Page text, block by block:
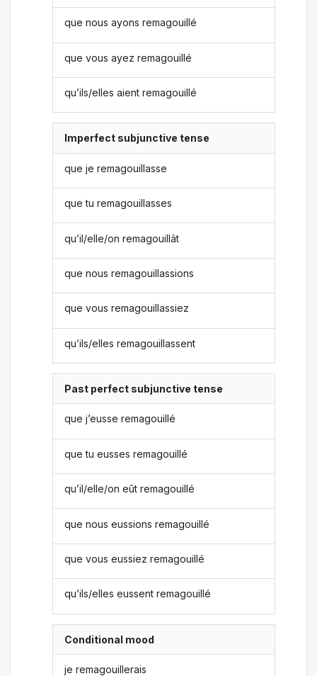
que nous ayons remagouillé
que vous ayez remagouillé
qu’ils/elles aient remagouillé
Imperfect subjunctive tense
que je remagouillasse
que tu remagouillasses
qu’il/elle/on remagouillât
que nous remagouillassions
que vous remagouillassiez
qu’ils/elles remagouillassent
Past perfect subjunctive tense
que j’eusse remagouillé
que tu eusses remagouillé
qu’il/elle/on eût remagouillé
que nous eussions remagouillé
que vous eussiez remagouillé
qu’ils/elles eussent remagouillé
Conditional mood
je remagouillerais